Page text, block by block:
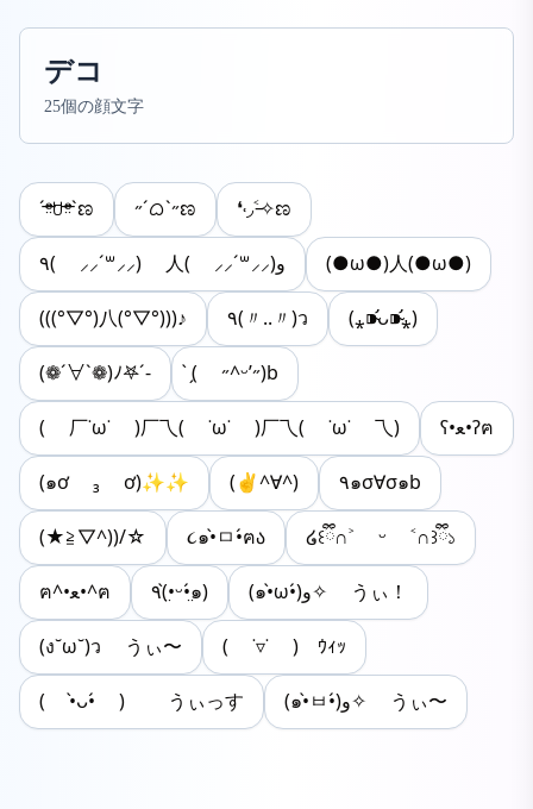
デコ
25個の顔文字
ˊᵒ̴̶̷̤ꇴᵒ̴̶̷̤ˋಣ ˶ˊᜊˋ˶ಣ ❛˓◞˂̵✧ಣ
٩( ⸝⸝´꒳⸝⸝) 人( ⸝⸝´꒳⸝⸝)و (●ω●)人(●ω●)
(((°▽°)八(°▽°)))♪ ٩(〃..〃)ว (⁎⁍̴̛ᴗ⁍̴̛⁎)
(❁´∀`❁)ﾉ𖤐´- ̗̀( ˶^ᵕ’˶)b
( 厂˙ω˙ )厂乁( ˙ω˙ )厂乁( ˙ω˙ 乁) ʕ•ﻌ•ʔฅ
(๑ơ ₃ ơ)✨✨ (✌^∀^) ٩๑σ∀σ๑b
(★≧▽^))/☆ ૮๑•̀ㅁ•́ฅა ໒꒰ྀི∩˃ ᵕ ˂∩꒱ྀི১
ฅ^•ﻌ•^ฅ ٩(•̤̀ᵕ•̤́๑) (๑•̀ω•́)و✧ うぃ！
(ง˘ω˘)ว うぃ〜 ( ˙▿˙ )ゝｳｨｯ
( •̀ᴗ•́ )ゞ うぃっす (๑•̀ㅂ•́)و✧ うぃ〜